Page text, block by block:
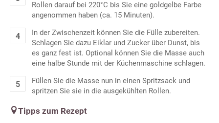
Rollen darauf bei 220°C bis Sie eine goldgelbe Farbe
angenommen haben (ca. 15 Minuten).
In der Zwischenzeit können Sie die Fülle zubereiten.
Schlagen Sie dazu Eiklar und Zucker über Dunst, bis
es ganz fest ist. Optional können Sie die Masse auch
eine halbe Stunde mit der Küchenmaschine schlagen.
Füllen Sie die Masse nun in einen Spritzsack und
spritzen Sie sie in die ausgekühlten Rollen.
Tipps zum Rezept